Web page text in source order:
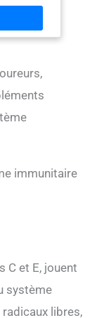
immunitaire
C et E, jouent
système
libres,